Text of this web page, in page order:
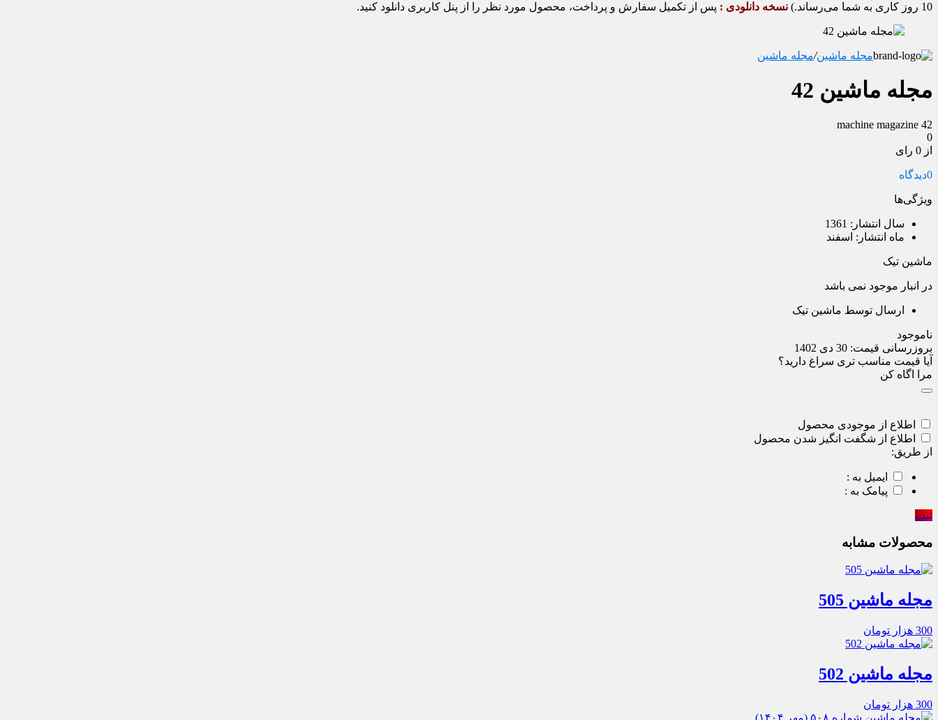
10 روز کاری به شما می‌رساند.)
نسخه دانلودی : پس از تکمیل سفارش و پرداخت، محصول مورد نظر را از پنل کاربری دانلود کنید.
مجله ماشین/مجله ماشین
مجله ماشین 42
machine magazine 42
0
از 0 رای
0دیدگاه
ویژگی‌ها
سال انتشار: 1361
ماه انتشار: اسفند
ماشین تیک
در انبار موجود نمی باشد
ارسال توسط ماشین تیک
ناموجود
بروزرسانی قیمت: 30 دی 1402
آیا قیمت مناسب تری سراغ دارید؟
مرا اگاه کن
اطلاع از موجودی محصول
اطلاع از شگفت انگیز شدن محصول
از طریق:
ایمیل به :
پیامک به :
ثبت
محصولات مشابه
مجله ماشین 505
300 هزار تومان
مجله ماشین 502
300 هزار تومان